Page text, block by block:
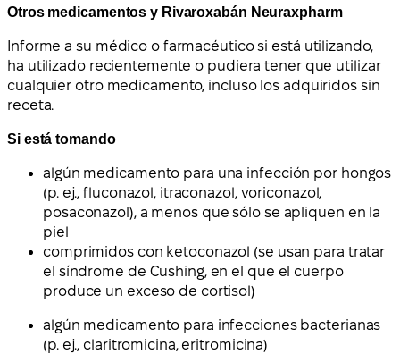
Otros medicamentos y Rivaroxabán Neuraxpharm
Informe a su médico o farmacéutico si está utilizando,
ha utilizado recientemente o pudiera tener que utilizar
cualquier otro medicamento, incluso los adquiridos sin
receta.
Si está tomando
algún medicamento para una infección por hongos
(p. ej., fluconazol, itraconazol, voriconazol,
posaconazol), a menos que sólo se apliquen en la
piel
comprimidos con ketoconazol (se usan para tratar
el síndrome de Cushing, en el que el cuerpo
produce un exceso de cortisol)
algún medicamento para infecciones bacterianas
(p. ej., claritromicina, eritromicina)